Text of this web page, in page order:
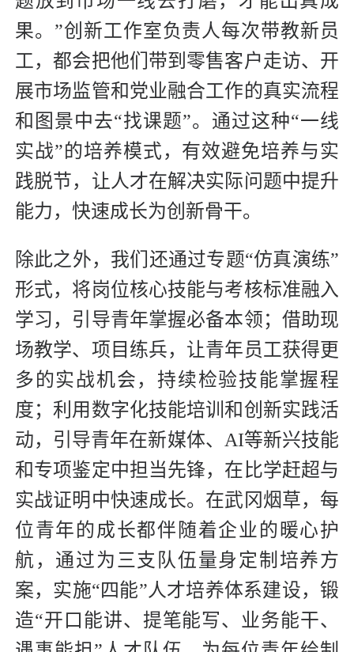
果。”创新工作室负责人每次带教新员
工，都会把他们带到零售客户走访、开
展市场监管和党业融合工作的真实流程
和图景中去“找课题”。通过这种“一线
实战”的培养模式，有效避免培养与实
践脱节，让人才在解决实际问题中提升
能力，快速成长为创新骨干。
除此之外，我们还通过专题“仿真演练”
形式，将岗位核心技能与考核标准融入
学习，引导青年掌握必备本领；借助现
场教学、项目练兵，让青年员工获得更
多的实战机会，持续检验技能掌握程
度；利用数字化技能培训和创新实践活
动，引导青年在新媒体、AI等新兴技能
和专项鉴定中担当先锋，在比学赶超与
实战证明中快速成长。在武冈烟草，每
位青年的成长都伴随着企业的暖心护
航，通过为三支队伍量身定制培养方
案，实施“四能”人才培养体系建设，锻
造“开口能讲、提笔能写、业务能干、